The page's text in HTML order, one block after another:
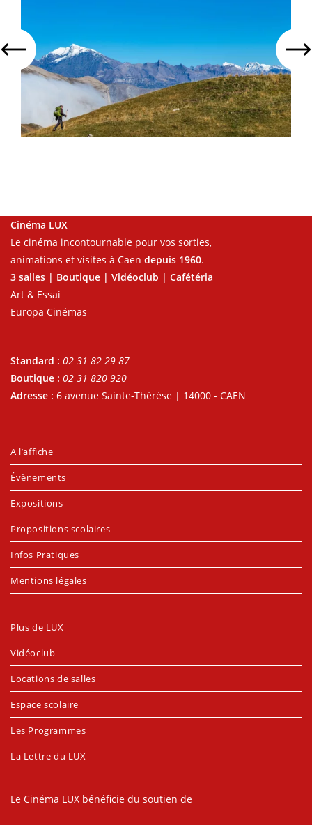
Cinéma LUX
Le cinéma incontournable pour vos sorties,
animations et visites à Caen depuis 1960.
3 salles | Boutique | Vidéoclub | Cafétéria
Art & Essai
Europa Cinémas
Standard : 02 31 82 29 87
Boutique : 02 31 820 920
Adresse : 6 avenue Sainte-Thérèse | 14000 - CAEN
A l’affiche
Évènements
Expositions
Propositions scolaires
Infos Pratiques
Mentions légales
Plus de LUX
Vidéoclub
Locations de salles
Espace scolaire
Les Programmes
La Lettre du LUX
Le Cinéma LUX bénéficie du soutien de